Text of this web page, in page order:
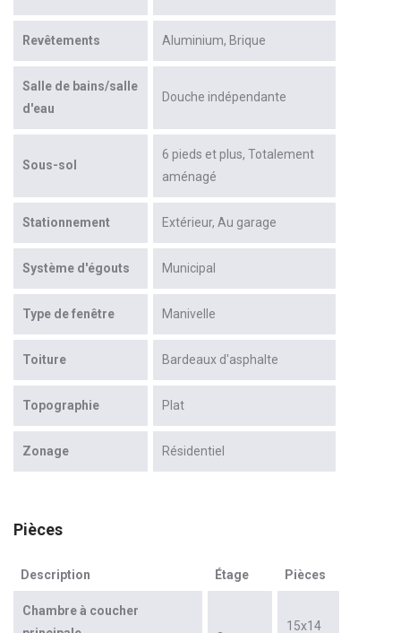
Revêtements Aluminium Brique
Salle de bains/salle
d'eau
Douche indépendante
Sous-sol
6 pieds et plus Totalement
aménagé
Stationnement Extérieur Au garage
Système d'égouts Municipal
Type de fenêtre Manivelle
Toiture Bardeaux d'asphalte
Topographie Plat
Zonage Résidentiel
Pièces
Description Étage Pièces
Chambre à coucher
15x14